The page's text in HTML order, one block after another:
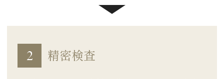
2 精密検査